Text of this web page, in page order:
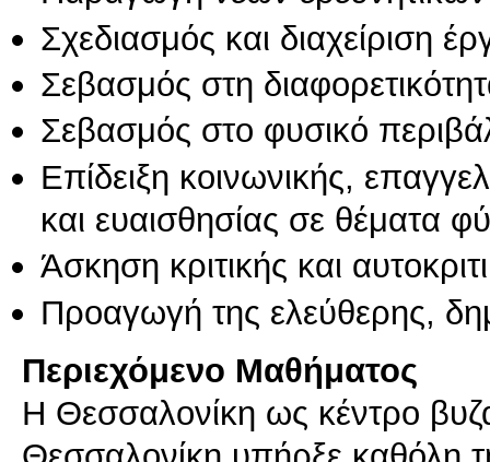
Σχεδιασμός και διαχείριση
Σεβασμός στη
Σεβασμός στο φυσικό
Επίδειξη κοινωνικής,
και ευαισθησίας σε θέματα
Άσκηση κριτικής και
Προαγωγή της ελεύθερης,
Περιεχόμενο Μαθήματος
H Θεσσαλονίκη ως κέντρο